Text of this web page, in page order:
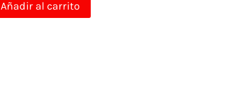
Añadir al carrito